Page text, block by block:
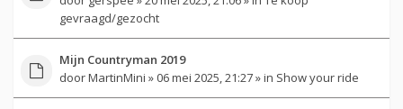
gevraagd/gezocht
Mijn Countryman 2019
doorMartinMini » 06 mei 2025, 21:27 » in Show your ride